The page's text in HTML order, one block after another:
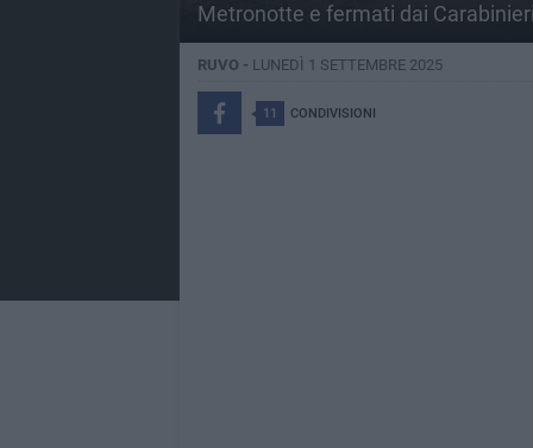
Metronotte e fermati dai Carabinieri
RUVO - LUNEDÌ 1 SETTEMBRE 2025
11 CONDIVISIONI